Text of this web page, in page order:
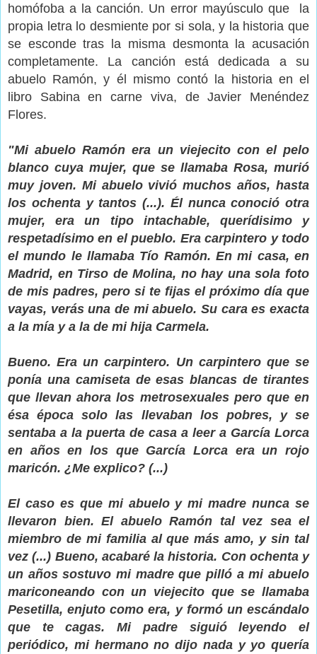
homófoba a la canción. Un error mayúsculo que la
propia letra lo desmiente por si sola, y la historia que
se esconde tras la misma desmonta la acusación
completamente. La canción está dedicada a su
abuelo Ramón, y él mismo contó la historia en el
libro Sabina en carne viva, de Javier Menéndez
Flores.
"Mi abuelo Ramón era un viejecito con el pelo
blanco cuya mujer, que se llamaba Rosa, murió
muy joven. Mi abuelo vivió muchos años, hasta
los ochenta y tantos (...). Él nunca conoció otra
mujer, era un tipo intachable, querídisimo y
respetadísimo en el pueblo. Era carpintero y todo
el mundo le llamaba Tío Ramón. En mi casa, en
Madrid, en Tirso de Molina, no hay una sola foto
de mis padres, pero si te fijas el próximo día que
vayas, verás una de mi abuelo. Su cara es exacta
a la mía y a la de mi hija Carmela.
Bueno. Era un carpintero. Un carpintero que se
ponía una camiseta de esas blancas de tirantes
que llevan ahora los metrosexuales pero que en
ésa época solo las llevaban los pobres, y se
sentaba a la puerta de casa a leer a García Lorca
en años en los que García Lorca era un rojo
maricón. ¿Me explico? (...)
El caso es que mi abuelo y mi madre nunca se
llevaron bien. El abuelo Ramón tal vez sea el
miembro de mi familia al que más amo, y sin tal
vez (...) Bueno, acabaré la historia. Con ochenta y
un años sostuvo mi madre que pilló a mi abuelo
mariconeando con un viejecito que se llamaba
Pesetilla, enjuto como era, y formó un escándalo
que te cagas. Mi padre siguió leyendo el
periódico, mi hermano no dijo nada y yo quería